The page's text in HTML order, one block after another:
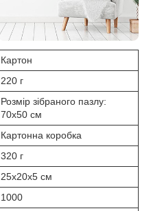
Картон
220 г
Розмір зібраного пазлу:
70х50 см
Картонна коробка
320 г
25х20х5 см
1000